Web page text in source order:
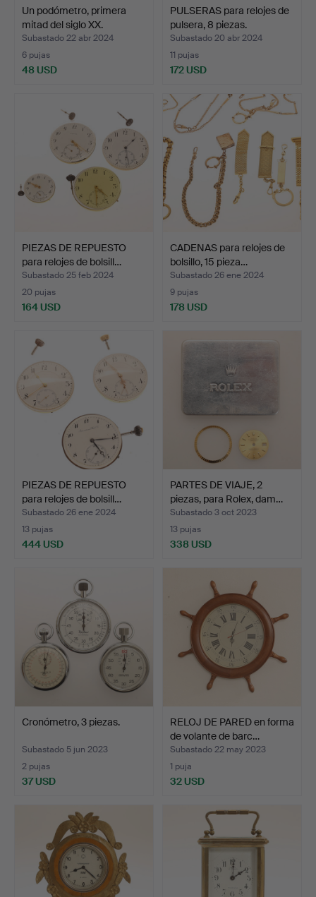
Un podómetro, primera
mitad del siglo XX.
Subastado 22 abr 2024
6 pujas
48 USD
PULSERAS para relojes de
pulsera, 8 piezas.
Subastado 20 abr 2024
11 pujas
172 USD
PIEZAS DE REPUESTO
para relojes de bolsill…
Subastado 25 feb 2024
20 pujas
164 USD
CADENAS para relojes de
bolsillo, 15 pieza…
Subastado 26 ene 2024
9 pujas
178 USD
PIEZAS DE REPUESTO
para relojes de bolsill…
Subastado 26 ene 2024
13 pujas
444 USD
PARTES DE VIAJE, 2
piezas, para Rolex, dam…
Subastado 3 oct 2023
13 pujas
338 USD
Cronómetro, 3 piezas.
Subastado 5 jun 2023
2 pujas
37 USD
RELOJ DE PARED en forma
de volante de barc…
Subastado 22 may 2023
1 puja
32 USD